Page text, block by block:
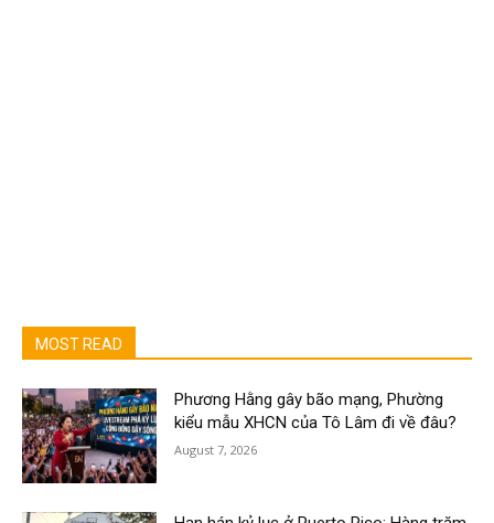
MOST READ
Phương Hằng gây bão mạng, Phường
kiểu mẫu XHCN của Tô Lâm đi về đâu?
August 7, 2026